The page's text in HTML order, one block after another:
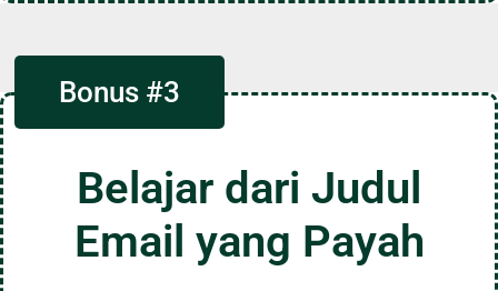
Bonus #3
Belajar dari Judul
Email yang Payah